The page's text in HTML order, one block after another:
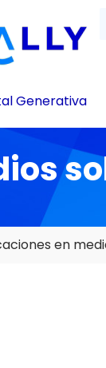
Generativa
en